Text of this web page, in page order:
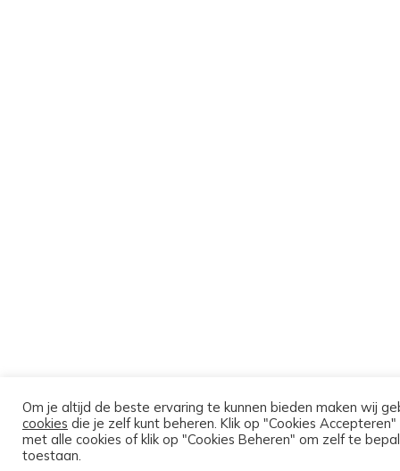
Om je altijd de beste ervaring te kunnen bieden maken wij
cookies die je zelf kunt beheren. Klik op "Cookies
met alle cookies of klik op "Cookies Beheren" om zelf te
toestaan.